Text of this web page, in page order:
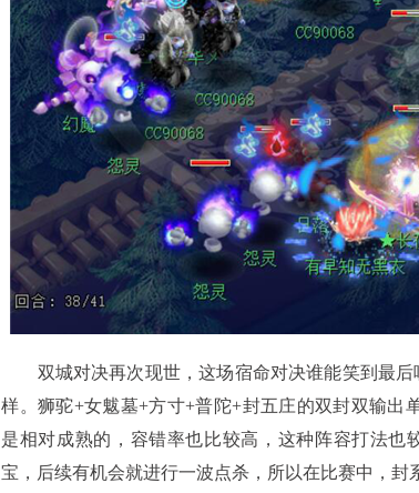
双城对决再次现世，这场宿命对决谁能笑到最后
样。狮驼+女魃墓+方寸+普陀+封五庄的双封双输出
是相对成熟的，容错率也比较高，这种阵容打法也
宝，后续有机会就进行一波点杀，所以在比赛中，封